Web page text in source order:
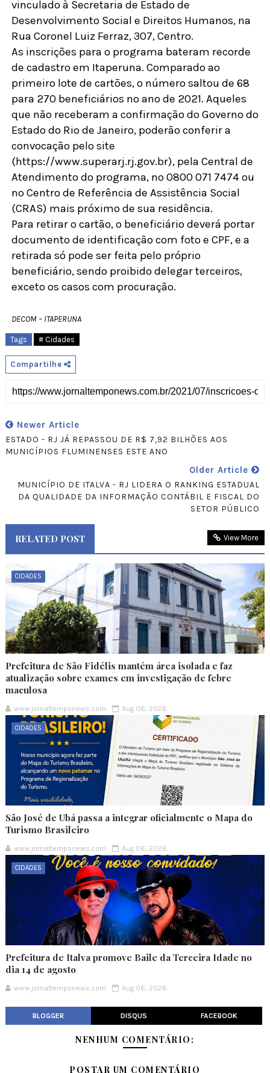
vinculado à Secretaria de Estado de
Desenvolvimento Social e Direitos Humanos, na
Rua Coronel Luiz Ferraz, 307, Centro.
As inscrições para o programa bateram recorde
de cadastro em Itaperuna. Comparado ao
primeiro lote de cartões, o número saltou de 68
para 270 beneficiários no ano de 2021. Aqueles
que não receberam a confirmação do Governo do
Estado do Rio de Janeiro, poderão conferir a
convocação pelo site
(https://www.superarj.rj.gov.br), pela Central de
Atendimento do programa, no 0800 071 7474 ou
no Centro de Referência de Assistência Social
(CRAS) mais próximo de sua residência.
Para retirar o cartão, o beneficiário deverá portar
documento de identificação com foto e CPF, e a
retirada só pode ser feita pelo próprio
beneficiário, sendo proibido delegar terceiros,
exceto os casos com procuração.
DECOM – ITAPERUNA
Tags # Cidades
Compartilhe
Newer Article
ESTADO - RJ JÁ REPASSOU DE R$ 7,92 BILHÕES AOS
MUNICÍPIOS FLUMINENSES ESTE ANO
Older Article
MUNICÍPIO DE ITALVA - RJ LIDERA O RANKING ESTADUAL
DA QUALIDADE DA INFORMAÇÃO CONTÁBIL E FISCAL DO
SETOR PÚBLICO
RELATED POST View More
CIDADES
Prefeitura de São Fidélis mantém área isolada e faz
atualização sobre exames em investigação de febre
maculosa
www.jornaltemponews.com Aug 06, 2026
CIDADES
São José de Ubá passa a integrar oficialmente o Mapa do
Turismo Brasileiro
www.jornaltemponews.com Aug 06, 2026
CIDADES
Prefeitura de Italva promove Baile da Terceira Idade no
dia 14 de agosto
www.jornaltemponews.com Aug 06, 2026
BLOGGER DISQUS FACEBOOK
NENHUM COMENTÁRIO:
POSTAR UM COMENTÁRIO